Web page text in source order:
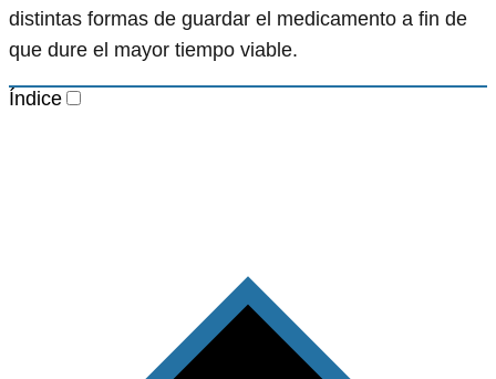
distintas formas de guardar el medicamento a fin de
que dure el mayor tiempo viable.
Índice